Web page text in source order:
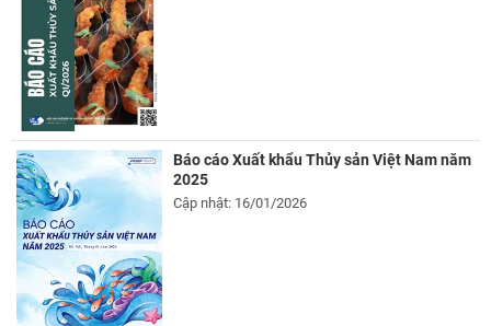
Báo cáo Xuất khẩu Thủy sản Việt Nam năm
2025
Cập nhật: 16/01/2026